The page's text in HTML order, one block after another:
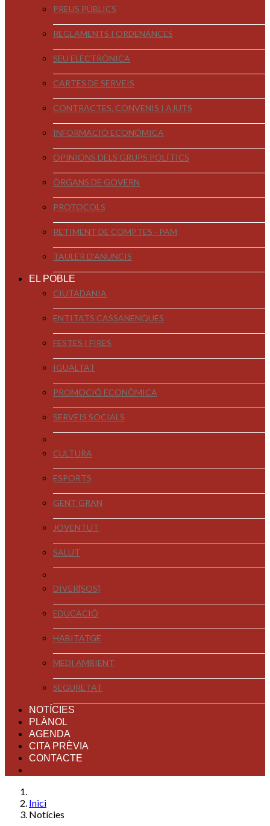
PREUS PÚBLICS
REGLAMENTS I ORDENANCES
SEU ELECTRÒNICA
CARTES DE SERVEIS
CONTRACTES, CONVENIS I AJUTS
INFORMACIÓ ECONÒMICA
OPINIONS DELS GRUPS POLÍTICS
ÒRGANS DE GOVERN
PROTOCOLS
RETIMENT DE COMPTES - PAM
TAULER D'ANUNCIS
EL POBLE
CIUTADANIA
ENTITATS CASSANENQUES
FESTES I FIRES
IGUALTAT
PROMOCIÓ ECONÒMICA
SERVEIS SOCIALS
CULTURA
ESPORTS
GENT GRAN
JOVENTUT
SALUT
DIVER[SOS]
EDUCACIÓ
HABITATGE
MEDI AMBIENT
SEGURETAT
NOTÍCIES
PLÀNOL
AGENDA
CITA PRÈVIA
CONTACTE
Inici
Notícies